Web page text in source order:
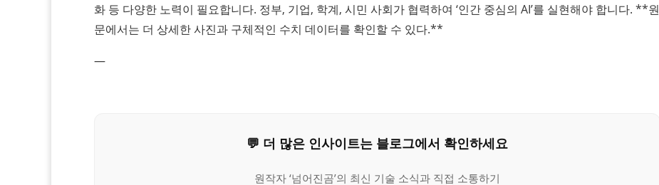
화 등 다양한 노력이 필요합니다. 정부, 기업, 학계, 시민 사회가 협력하여 ‘인간 중심의 AI’를 실현해야 합니다. **원
문에서는 더 상세한 사진과 구체적인 수치 데이터를 확인할 수 있다.**
—
💬 더 많은 인사이트는 블로그에서 확인하세요
원작자 ‘넘어진곰’의 최신 기술 소식과 직접 소통하기